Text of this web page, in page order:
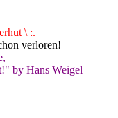
\ :.
verloren!
by Hans Weigel